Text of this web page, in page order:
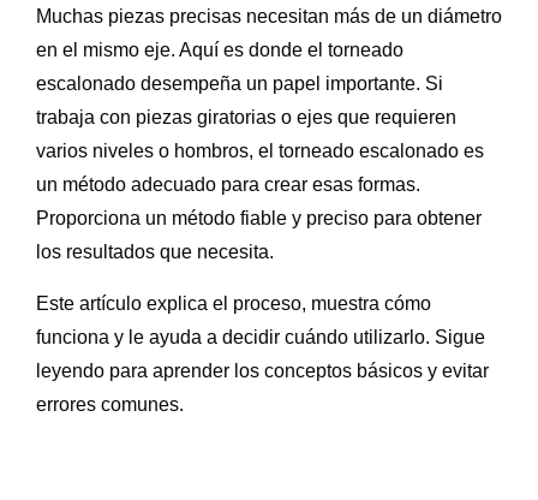
Muchas piezas precisas necesitan más de un diámetro
en el mismo eje. Aquí es donde el torneado
escalonado desempeña un papel importante. Si
trabaja con piezas giratorias o ejes que requieren
varios niveles o hombros, el torneado escalonado es
un método adecuado para crear esas formas.
Proporciona un método fiable y preciso para obtener
los resultados que necesita.
Este artículo explica el proceso, muestra cómo
funciona y le ayuda a decidir cuándo utilizarlo. Sigue
leyendo para aprender los conceptos básicos y evitar
errores comunes.